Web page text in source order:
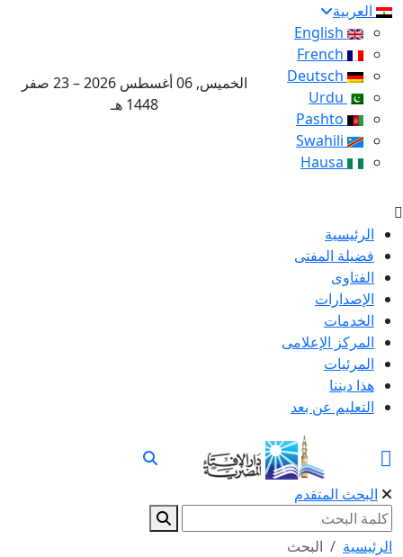
العربية
الخميس, 06 أغسطس 2026 – 23 صفر
1448 هـ
الرئيسية
فضيلة المفتى
الفتاوى
الإصدارات
الخدمات
المركز الإعلامى
المرئيات
هذا ديننا
التعليم عن بعد
البحث المتقدم
الرئيسية البحث